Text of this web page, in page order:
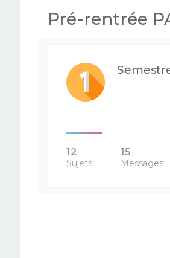
Pré-rentrée
12
Sujets
15
Messages